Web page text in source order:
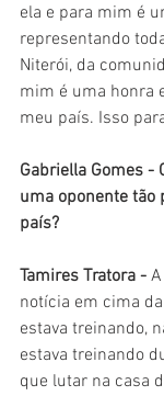
ela e para mim é
representando
Niterói, da
mim é uma honra
meu país. Isso
Gabriella Gomes -
uma oponente tão
país?
Tamires Tratora -
notícia em cima
estava treinando,
estava treinando
que lutar na casa